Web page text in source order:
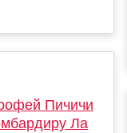
Пичичи
Ла